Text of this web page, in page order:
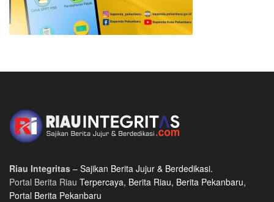
Riau Integritas – Sajikan Berita Jujur & Berdedikasi.
Portal Berita Riau Terpercaya, Berita Riau, Berita Pekanbaru,
Portal Berita Pekanbaru